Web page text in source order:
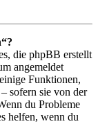
die phpBB erstellt
angemeldet
Funktionen,
sofern sie von der
du Probleme
helfen, wenn du